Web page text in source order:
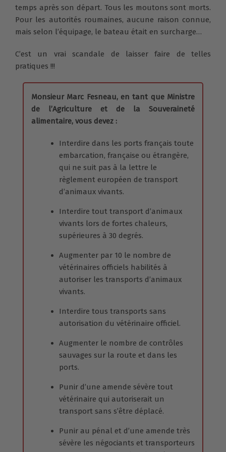
temps après son départ. Tous les moutons sont morts.
Pour les autorités roumaines, aucune raison connue,
mais selon l’équipage, le bateau était en surcharge…
C’est un vrai scandale de laisser faire de telles
pratiques !!!
Monsieur Marc Fesneau, en tant que Ministre
de l’Agriculture et de la Souveraineté
alimentaire, vous devez :
Interdire dans les ports français toute
embarcation, française ou étrangère,
qui ne suit pas à la lettre le
règlement européen de transport
d’animaux vivants.
Interdire tout transport d’animaux
vivants lors de fortes chaleurs,
supérieures à 30 degrés.
Augmenter par 10 le nombre de
vétérinaires officiels habilités à
autoriser les transports d’animaux
vivants.
Interdire tous transports sans
autorisation du vétérinaire officiel.
Augmenter le nombre de contrôles
sauvages sur la route et dans les
ports.
Punir d’une amende sévère tout
vétérinaire qui autoriserait un
transport sans s’être déplacé.
Punir au pénal et d’une amende très
sévère les négociants et transporteurs